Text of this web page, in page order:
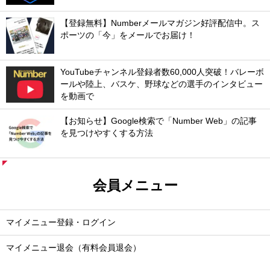
【登録無料】Numberメールマガジン好評配信中。ス
ポーツの「今」をメールでお届け！
YouTubeチャンネル登録者数60,000人突破！バレーボ
ールや陸上、バスケ、野球などの選手のインタビュー
を動画で
【お知らせ】Google検索で「Number Web」の記事
を見つけやすくする方法
会員メニュー
マイメニュー登録・ログイン
マイメニュー退会（有料会員退会）